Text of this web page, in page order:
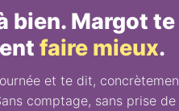
bien. Margot
faire mieux.
et te dit,
comptage, sans prise